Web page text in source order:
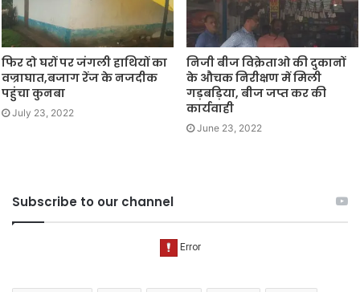
फिर दो घरों पर जंगली हाथियों का
वज्राघात,बजाग रेंज के नजदीक
पहुंचा कुनबा
July 23, 2022
निजी बीज विक्रेताओ की दुकानों
के औचक निरीक्षण में मिली
गड़बड़िया, बीज जप्त कर की
कार्यवाही
June 23, 2022
Subscribe to our channel